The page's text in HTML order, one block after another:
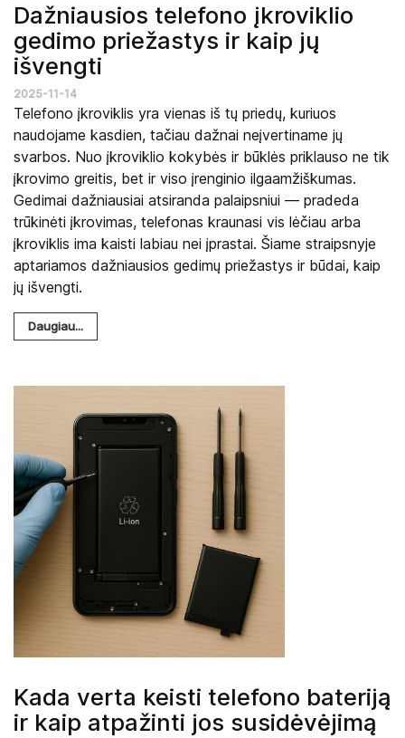
Dažniausios telefono įkroviklio
gedimo priežastys ir kaip jų
išvengti
2025-11-14
Telefono įkroviklis yra vienas iš tų priedų, kuriuos
naudojame kasdien, tačiau dažnai neįvertiname jų
svarbos. Nuo įkroviklio kokybės ir būklės priklauso ne tik
įkrovimo greitis, bet ir viso įrenginio ilgaamžiškumas.
Gedimai dažniausiai atsiranda palaipsniui — pradeda
trūkinėti įkrovimas, telefonas kraunasi vis lėčiau arba
įkroviklis ima kaisti labiau nei įprastai. Šiame straipsnyje
aptariamos dažniausios gedimų priežastys ir būdai, kaip
jų išvengti.
Daugiau...
Kada verta keisti telefono bateriją
ir kaip atpažinti jos susidėvėjimą